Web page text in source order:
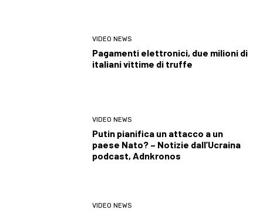
VIDEO NEWS
Pagamenti elettronici, due milioni di
italiani vittime di truffe
VIDEO NEWS
Putin pianifica un attacco a un
paese Nato? – Notizie dall’Ucraina
podcast, Adnkronos
VIDEO NEWS